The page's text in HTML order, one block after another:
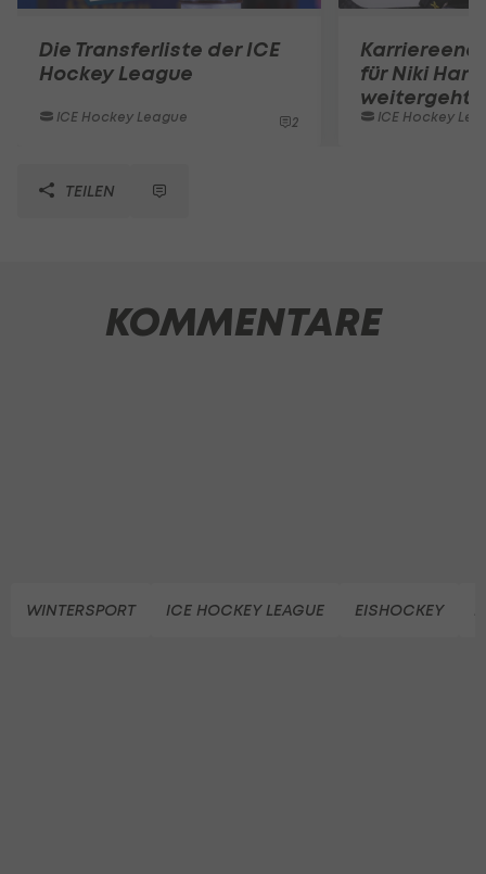
Die Transferliste der ICE
Hockey League
ICE Hockey League 2
für Niki Hartl
weitergeht
ICE Hockey
TEILEN
KOMMENTARE
WINTERSPORT ICE HOCKEY LEAGUE EISHOCKEY